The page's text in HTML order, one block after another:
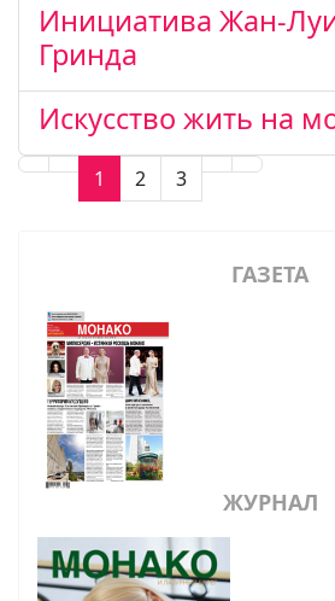
Инициатива Жан-
Гринда
Искусство жить на
1 2 3
ГАЗЕТА
ЖУРНАЛ